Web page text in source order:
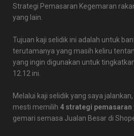
Strategi Pemasaran Kegemaran
yang lain.
Tujuan kaji selidik ini adalah untuk
terutamanya yang masih keliru
yang ingin digunakan untuk
12.12 ini.
Melalui kaji selidik yang saya
mesti memilih 4 strategi pemasaran
gemari semasa Jualan Besar di